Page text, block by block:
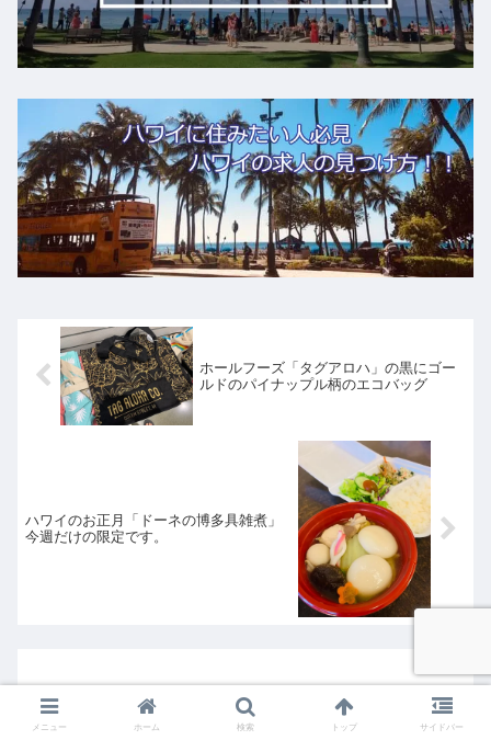
ホールフーズ「タグアロハ」の黒にゴー
ルドのパイナップル柄のエコバッグ
ハワイのお正月「ドーネの博多具雑煮」
今週だけの限定です。
メニュー ホーム 検索 トップ サイドバー